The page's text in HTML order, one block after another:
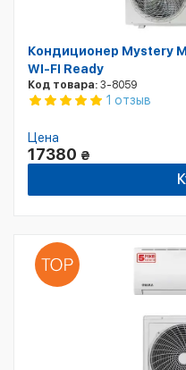
Кондиционер Mystery
WI-FI Ready
Код товара: 3-8059
1 отзыв
Цена
17380 ₴